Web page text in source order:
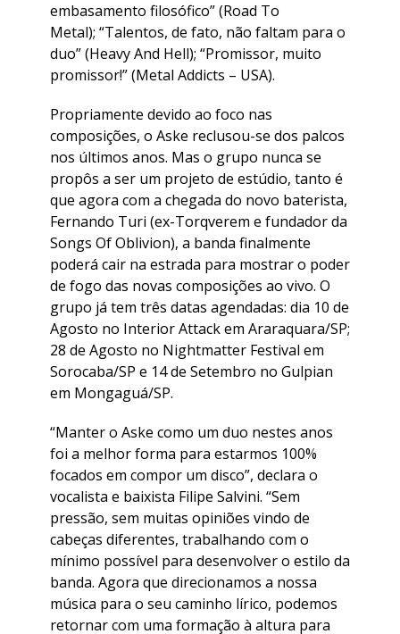
embasamento filosófico” (Road To
Metal); “Talentos, de fato, não faltam para o
duo” (Heavy And Hell); “Promissor, muito
promissor!” (Metal Addicts – USA).
Propriamente devido ao foco nas
composições, o Aske reclusou-se dos palcos
nos últimos anos. Mas o grupo nunca se
propôs a ser um projeto de estúdio, tanto é
que agora com a chegada do novo baterista,
Fernando Turi (ex-Torqverem e fundador da
Songs Of Oblivion), a banda finalmente
poderá cair na estrada para mostrar o poder
de fogo das novas composições ao vivo. O
grupo já tem três datas agendadas: dia 10 de
Agosto no Interior Attack em Araraquara/SP;
28 de Agosto no Nightmatter Festival em
Sorocaba/SP e 14 de Setembro no Gulpian
em Mongaguá/SP.
“Manter o Aske como um duo nestes anos
foi a melhor forma para estarmos 100%
focados em compor um disco”, declara o
vocalista e baixista Filipe Salvini. “Sem
pressão, sem muitas opiniões vindo de
cabeças diferentes, trabalhando com o
mínimo possível para desenvolver o estilo da
banda. Agora que direcionamos a nossa
música para o seu caminho lírico, podemos
retornar com uma formação à altura para